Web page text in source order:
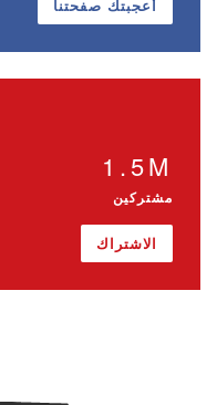
أعجبتك صفحتنا
1.5M
مشتركين
الاشتراك